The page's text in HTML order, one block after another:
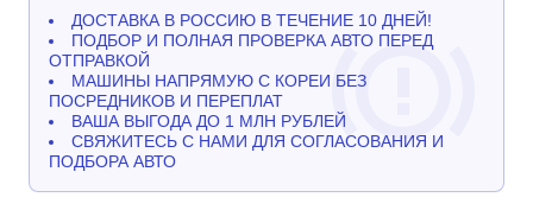
ДОСТАВКА В РОССИЮ В ТЕЧЕНИЕ 10 ДНЕЙ!
ПОДБОР И ПОЛНАЯ ПРОВЕРКА АВТО ПЕРЕД
ОТПРАВКОЙ
МАШИНЫ НАПРЯМУЮ С КОРЕИ БЕЗ
ПОСРЕДНИКОВ И ПЕРЕПЛАТ
ВАША ВЫГОДА ДО 1 МЛН РУБЛЕЙ
СВЯЖИТЕСЬ С НАМИ ДЛЯ СОГЛАСОВАНИЯ И
ПОДБОРА АВТО